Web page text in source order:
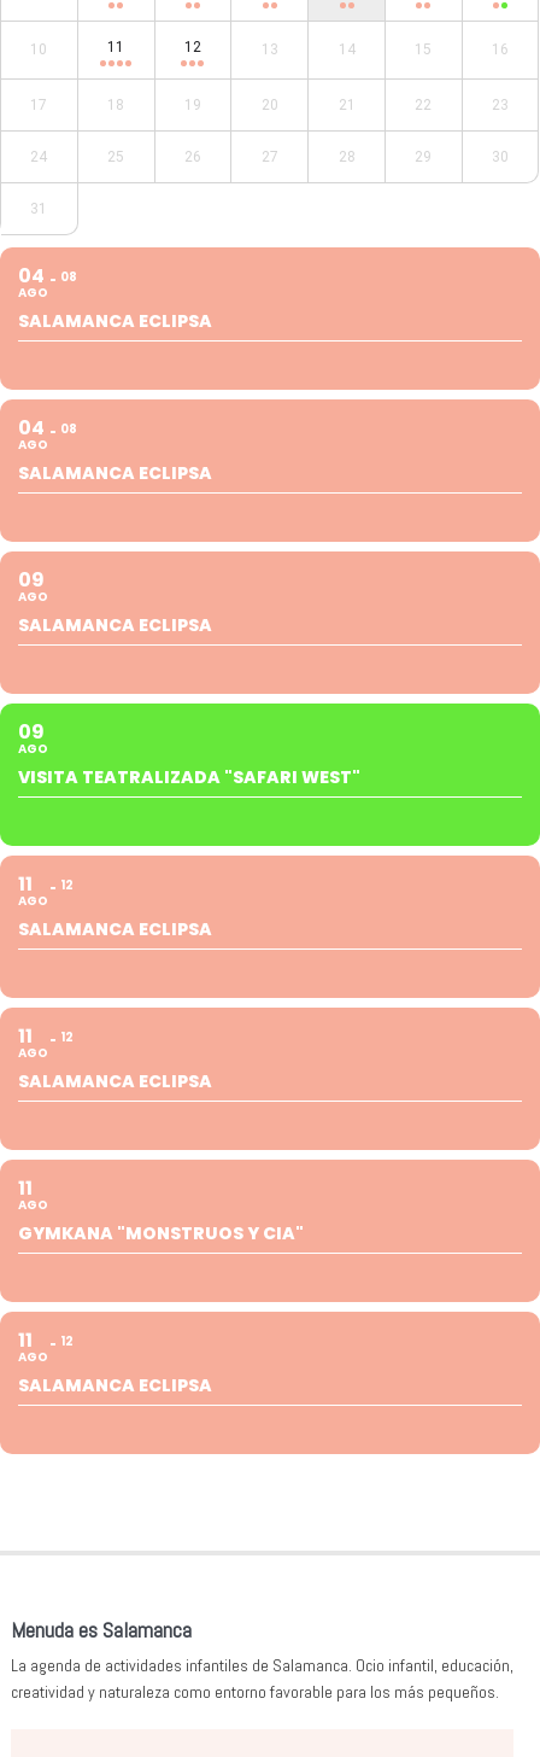
10 11 12 13 14 15 16
17 18 19 20 21 22 23
24 25 26 27 28 29 30
31
04
AGO
08
SALAMANCA ECLIPSA
04
AGO
08
SALAMANCA ECLIPSA
09
AGO
SALAMANCA ECLIPSA
09
AGO
VISITA TEATRALIZADA "SAFARI WEST"
11
AGO
12
SALAMANCA ECLIPSA
11
AGO
12
SALAMANCA ECLIPSA
11
AGO
GYMKANA "MONSTRUOS Y CIA"
11
AGO
12
SALAMANCA ECLIPSA
Menuda es Salamanca
La agenda de actividades infantiles de Salamanca. Ocio infantil, educación,
creatividad y naturaleza como entorno favorable para los más pequeños.